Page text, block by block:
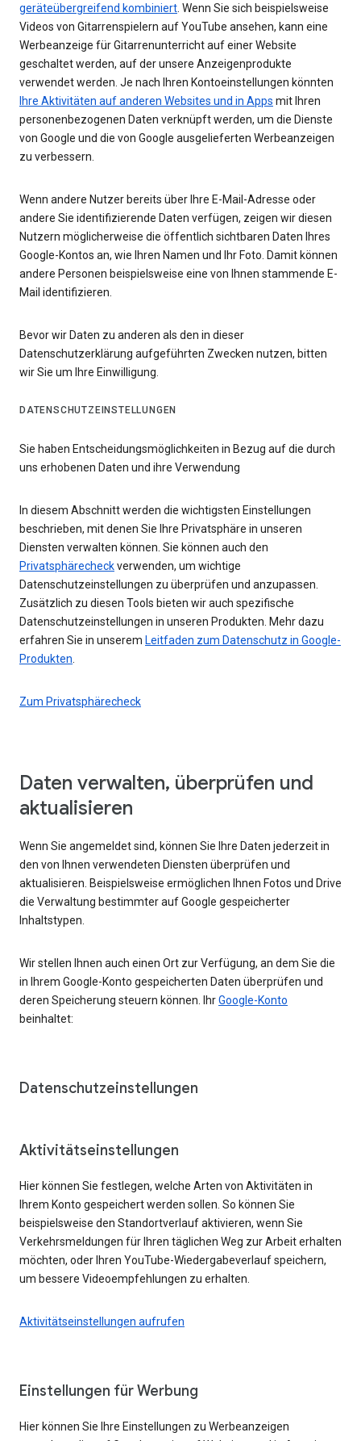
geräteübergreifend kombiniert . Wenn Sie sich beispielsweise
Videos von Gitarrenspielern auf YouTube ansehen, kann eine
Werbeanzeige für Gitarrenunterricht auf einer Website
geschaltet werden, auf der unsere Anzeigenprodukte
verwendet werden. Je nach Ihren Kontoeinstellungen könnten
Ihre Aktivitäten auf anderen Websites und in Apps mit Ihren
personenbezogenen Daten verknüpft werden, um die Dienste
von Google und die von Google ausgelieferten Werbeanzeigen
zu verbessern.
Wenn andere Nutzer bereits über Ihre E-Mail-Adresse oder
andere Sie identifizierende Daten verfügen, zeigen wir diesen
Nutzern möglicherweise die öffentlich sichtbaren Daten Ihres
Google-Kontos an, wie Ihren Namen und Ihr Foto. Damit können
andere Personen beispielsweise eine von Ihnen stammende E-
Mail identifizieren.
Bevor wir Daten zu anderen als den in dieser
Datenschutzerklärung aufgeführten Zwecken nutzen, bitten
wir Sie um Ihre Einwilligung.
DATENSCHUTZEINSTELLUNGEN
Sie haben Entscheidungsmöglichkeiten in Bezug auf die durch
uns erhobenen Daten und ihre Verwendung
In diesem Abschnitt werden die wichtigsten Einstellungen
beschrieben, mit denen Sie Ihre Privatsphäre in unseren
Diensten verwalten können. Sie können auch den
Privatsphärecheckverwenden, um wichtige
Datenschutzeinstellungen zu überprüfen und anzupassen.
Zusätzlich zu diesen Tools bieten wir auch spezifische
Datenschutzeinstellungen in unseren Produkten. Mehr dazu
erfahren Sie in unserem Leitfaden zum Datenschutz in Google-
Produkten
Zum Privatsphärecheck
Daten verwalten, überprüfen und
aktualisieren
Wenn Sie angemeldet sind, können Sie Ihre Daten jederzeit in
den von Ihnen verwendeten Diensten überprüfen und
aktualisieren. Beispielsweise ermöglichen Ihnen Fotos und Drive
die Verwaltung bestimmter auf Google gespeicherter
Inhaltstypen.
Wir stellen Ihnen auch einen Ort zur Verfügung, an dem Sie die
in Ihrem Google-Konto gespeicherten Daten überprüfen und
deren Speicherung steuern können. IhrGoogle-Konto
beinhaltet:
Datenschutzeinstellungen
Aktivitätseinstellungen
Hier können Sie festlegen, welche Arten von Aktivitäten in
Ihrem Konto gespeichert werden sollen. So können Sie
beispielsweise den Standortverlauf aktivieren, wenn Sie
Verkehrsmeldungen für Ihren täglichen Weg zur Arbeit erhalten
möchten, oder Ihren YouTube-Wiedergabeverlauf speichern,
um bessere Videoempfehlungen zu erhalten.
Aktivitätseinstellungen aufrufen
Einstellungen für Werbung
Hier können Sie Ihre Einstellungen zu Werbeanzeigen